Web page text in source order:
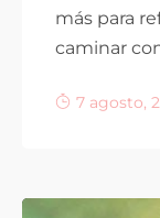
más para
caminar
7 agosto,